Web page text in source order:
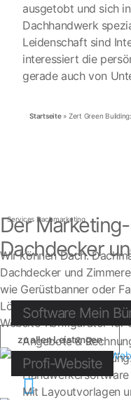
ausgetobt und sich
Dachhandwerk
Leidenschaft sind
interessiert die
gerade auch von
Startseite» Zert Green
Services Dachmarketing
Der
Dachdecker
Wir können Dach.
Dachdecker und
wie Gerüstbanner oder
Lösungen, wie die
Website-Konfigurator für
zu allen Leistungen
Software Mein
Angebote &

Profi-Website
Mit Layoutvorlagen